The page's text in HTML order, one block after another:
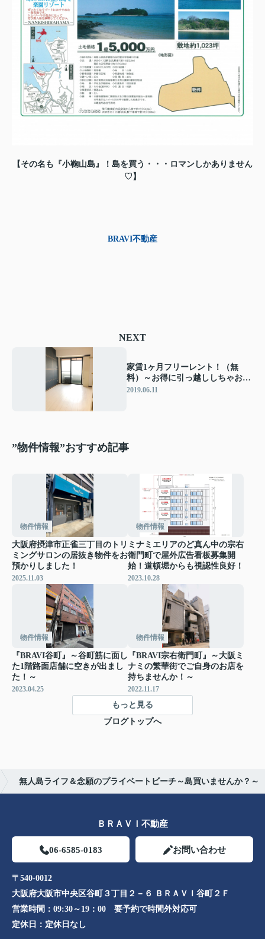
【その名も『小鞠山島』！島を買う・・・ロマンしかありません
♡】
BRAVI不動産
NEXT
家賃1ヶ月フリーレント！（無
料）～お得に引っ越ししちゃお
う！～『KSピースマンション』
2019.06.11
”物件情報”おすすめ記事
物件情報
大阪府摂津市正雀三丁目のトリ
ミングサロンの居抜き物件をお
預かりしました！
2025.11.03
物件情報
ミナミエリアのど真ん中の宗右
衛門町で屋外広告看板募集開
始！道頓堀からも視認性良好！
2023.10.28
物件情報
『BRAVI谷町』～谷町筋に面し
た1階路面店舗に空きが出まし
た！～
2023.04.25
物件情報
『BRAVI宗右衛門町』～大阪ミ
ナミの繁華街でご自身のお店を
持ちませんか！～
2022.11.17
もっと見る
ブログトップへ
無人島ライフ＆念願のプライベートビーチ～島買いませんか？～
ＢＲＡＶＩ不動産
06-6585-0183 お問い合わせ
〒540-0012
大阪府大阪市中央区谷町３丁目２－６ ＢＲＡＶＩ谷町２Ｆ
営業時間： 09:30～19：00 要予約で時間外対応可
定休日： 定休日なし